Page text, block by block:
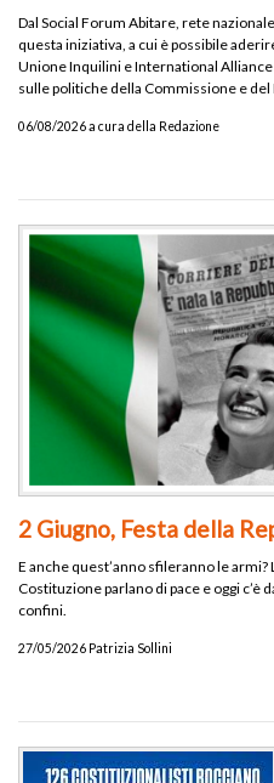
Dal Social Forum Abitare, rete
questa iniziativa, a cui è possibile
Unione Inquilini e International
sulle politiche della Commissione e del
06/08/2026 a cura della Redazione
2 Giugno, Festa della
E anche quest’anno sfileranno le armi?
Costituzione parlano di pace e oggi c’è
confini.
27/05/2026 Patrizia Sollini